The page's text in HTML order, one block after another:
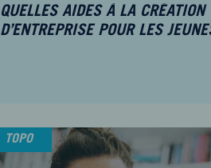
QUELLES AIDES À LA CRÉATION
D’ENTREPRISE POUR LES
TOPO